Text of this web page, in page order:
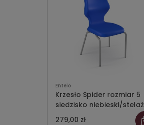
Entelo
Krzesło Spider rozmiar 5
siedzisko niebieski/stelaż
szary
279,00 zł